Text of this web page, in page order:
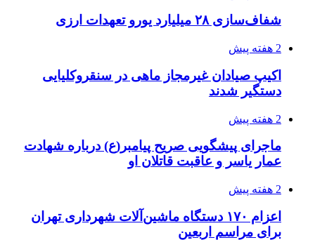
شفاف‌سازی ۲۸ میلیارد یورو تعهدات ارزی
2 هفته پیش
اکیپ صیادان غیرمجاز ماهی در سنقروکلیایی
دستگیر شدند
2 هفته پیش
ماجرای پیشگویی صریح پیامبر(ع) درباره شهادت
عمار یاسر و عاقبت قاتلان او
2 هفته پیش
اعزام ۱۷۰ دستگاه ماشین‌آلات شهرداری تهران
برای مراسم اربعین